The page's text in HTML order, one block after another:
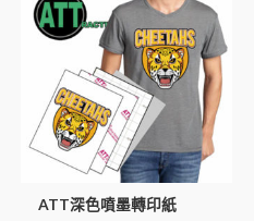
ATT深色噴墨轉印紙